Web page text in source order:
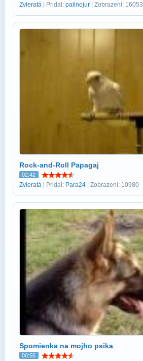
Zvieratá | Pridal: palinojur | Zobrazení: 16053
Rock-and-Roll Papagaj
02:42
Zvieratá | Pridal: Para24 | Zobrazení: 10980
Spomienka na mojho psika
00:55